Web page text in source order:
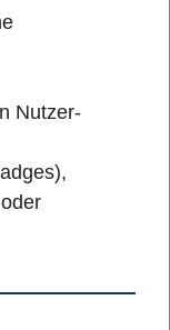
Nutzer-